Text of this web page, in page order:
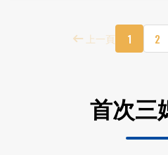
上一頁 1 2
首次三